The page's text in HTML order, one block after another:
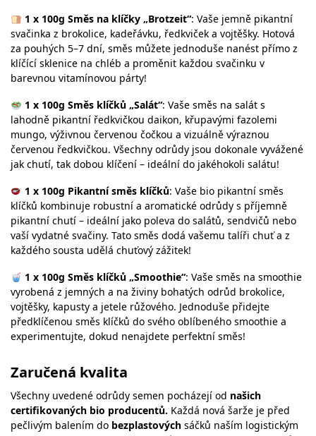
1 x 100g Směs na klíčky „Brotzeit“: Vaše jemně pikantní
svačinka z brokolice, kadeřávku, ředkviček a vojtěšky. Hotová
za pouhých 5–7 dní, směs můžete jednoduše nanést přímo z
klíčící sklenice na chléb a proměnit každou svačinku v
barevnou vitamínovou párty!
1 x 100g Směs klíčků „Salát“: Vaše směs na salát s
lahodně pikantní ředkvičkou daikon, křupavými fazolemi
mungo, výživnou červenou čočkou a vizuálně výraznou
červenou ředkvičkou. Všechny odrůdy jsou dokonale vyvážené
jak chutí, tak dobou klíčení – ideální do jakéhokoli salátu!
1 x 100g Pikantní směs klíčků: Vaše bio pikantní směs
klíčků kombinuje robustní a aromatické odrůdy s příjemně
pikantní chutí – ideální jako poleva do salátů, sendvičů nebo
vaší vydatné svačiny. Tato směs dodá vašemu talíři chuť a z
každého sousta udělá chuťový zážitek!
1 x 100g Směs klíčků „Smoothie“: Vaše směs na smoothie
vyrobená z jemných a na živiny bohatých odrůd brokolice,
vojtěšky, kapusty a jetele růžového. Jednoduše přidejte
předklíčenou směs klíčků do svého oblíbeného smoothie a
experimentujte, dokud nenajdete perfektní směs!
Zaručená kvalita
Všechny uvedené odrůdy semen pocházejí od našich
certifikovaných bio producentů. Každá nová šarže je před
pečlivým balením do bezplastových sáčků naším logistickým